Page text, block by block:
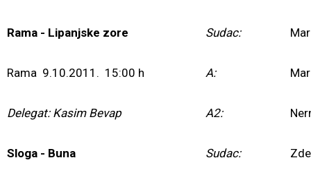
Rama - Lipanjske zore Sudac:
Rama 9.10.2011. 15:00 h A:
Delegat: Kasim Bevap A2:
Sloga - Buna Sudac: